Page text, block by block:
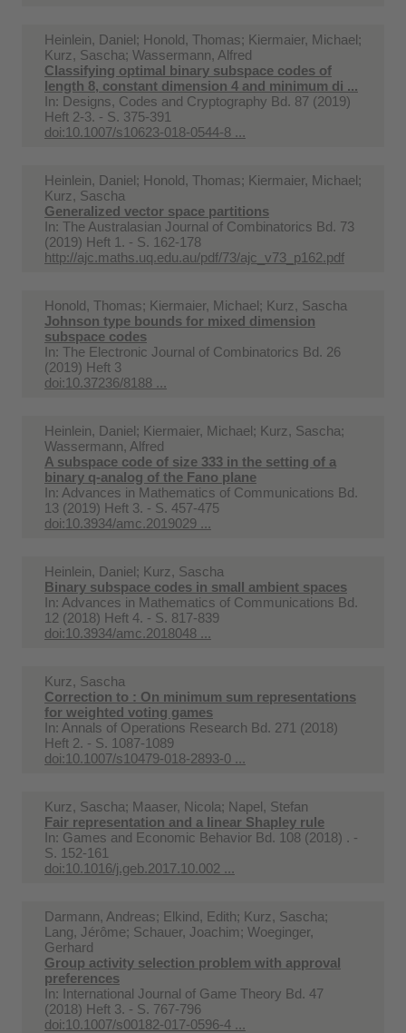
Heinlein, Daniel; Honold, Thomas; Kiermaier, Michael;
Kurz, Sascha; Wassermann, Alfred
Classifying optimal binary subspace codes of
length 8, constant dimension 4 and minimum di ...
In: Designs, Codes and Cryptography Bd. 87 (2019)
Heft 2-3. - S. 375-391
doi:10.1007/s10623-018-0544-8 ...
Heinlein, Daniel; Honold, Thomas; Kiermaier, Michael;
Kurz, Sascha
Generalized vector space partitions
In: The Australasian Journal of Combinatorics Bd. 73
(2019) Heft 1. - S. 162-178
http://ajc.maths.uq.edu.au/pdf/73/ajc_v73_p162.pdf
Honold, Thomas; Kiermaier, Michael; Kurz, Sascha
Johnson type bounds for mixed dimension
subspace codes
In: The Electronic Journal of Combinatorics Bd. 26
(2019) Heft 3
doi:10.37236/8188 ...
Heinlein, Daniel; Kiermaier, Michael; Kurz, Sascha;
Wassermann, Alfred
A subspace code of size 333 in the setting of a
binary q-analog of the Fano plane
In: Advances in Mathematics of Communications Bd.
13 (2019) Heft 3. - S. 457-475
doi:10.3934/amc.2019029 ...
Heinlein, Daniel; Kurz, Sascha
Binary subspace codes in small ambient spaces
In: Advances in Mathematics of Communications Bd.
12 (2018) Heft 4. - S. 817-839
doi:10.3934/amc.2018048 ...
Kurz, Sascha
Correction to : On minimum sum representations
for weighted voting games
In: Annals of Operations Research Bd. 271 (2018)
Heft 2. - S. 1087-1089
doi:10.1007/s10479-018-2893-0 ...
Kurz, Sascha; Maaser, Nicola; Napel, Stefan
Fair representation and a linear Shapley rule
In: Games and Economic Behavior Bd. 108 (2018) . -
S. 152-161
doi:10.1016/j.geb.2017.10.002 ...
Darmann, Andreas; Elkind, Edith; Kurz, Sascha;
Lang, Jérôme; Schauer, Joachim; Woeginger,
Gerhard
Group activity selection problem with approval
preferences
In: International Journal of Game Theory Bd. 47
(2018) Heft 3. - S. 767-796
doi:10.1007/s00182-017-0596-4 ...